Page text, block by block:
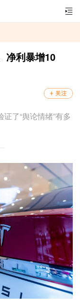
净利暴增10
了“舆论情绪”有多